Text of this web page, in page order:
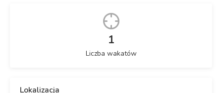
1
Liczba wakatów
Lokalizacja